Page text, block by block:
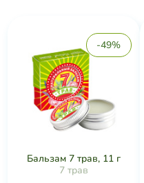
-49%
Бальзам 7 трав, 11 г
7 трав